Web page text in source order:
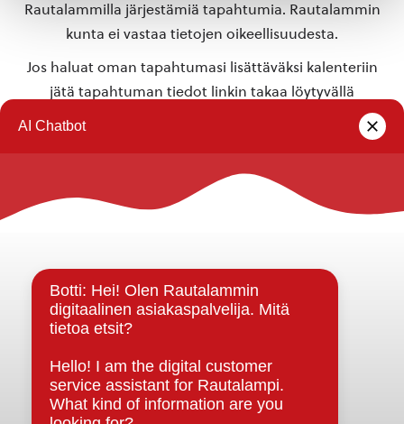
Rautalammilla järjestämiä tapahtumia. Rautalammin
kunta ei vastaa tietojen oikeellisuudesta.
Jos haluat oman tapahtumasi lisättäväksi kalenteriin
jätä tapahtuman tiedot linkin takaa löytyvällä
Rautalammin kunta
Strategiat, ohjelmat, ohjeet, suunnitelmat, säännöt ja
sopimukset
Asiakirjajulkisuuskuvaus
Evästeet
Saavutettavuusseloste
Tietosuoja